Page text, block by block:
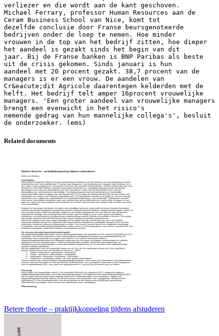
verliezer en die wordt aan de kant geschoven.
Michael Ferrary, professor Human Resources aan de
Ceram Business School van Nice, komt tot
dezelfde conclusie door Franse beursgenoteerde
bedrijven onder de loep te nemen. Hoe minder
vrouwen in de top van het bedrijf zitten, hoe dieper
het aandeel is gezakt sinds het begin van dit
jaar. Bij de Franse banken is BNP Paribas als beste
uit de crisis gekomen. Sinds januari is hun
aandeel met 20 procent gezakt. 38,7 procent van de
managers is er een vrouw. De aandelen van
Cr&eacute;dit Agricole daarentegen kelderden met de
helft. Het bedrijf telt amper 16procent vrouwelijke
managers. 'Een groter aandeel van vrouwelijke managers
brengt een evenwicht in het risico's
nemende gedrag van hun mannelijke collega's', besluit
Related documents
Betere theorie – praktijkkoppeling tijdens afstuderen